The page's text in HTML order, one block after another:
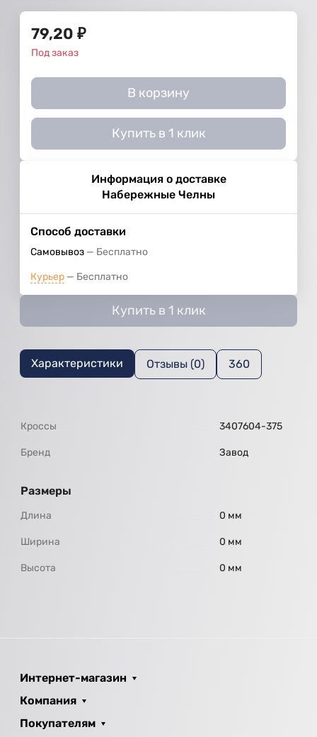
79,20 ₽
Под заказ
В корзину
Купить в 1 клик
Информация о доставке
Набережные Челны
Способ доставки
Самовывоз Бесплатно
Курьер Бесплатно
Купить в 1 клик
Характеристики Отзывы (0) 360
Кроссы 3407604-375
Бренд Завод
Размеры
Длина 0 мм
Ширина 0 мм
Высота 0 мм
Интернет-магазин
Компания
Покупателям